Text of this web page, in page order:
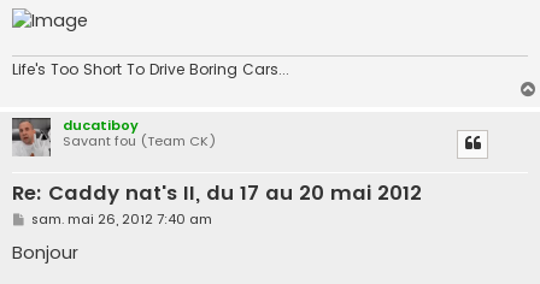
Life's Too Short To Drive Boring Cars...
ducatiboy
Savant fou (Team CK)
Re: Caddy nat's II, du 17 au 20 mai 2012
M
s
s
sam. mai 26, 2012 7:40 am
Bonjour